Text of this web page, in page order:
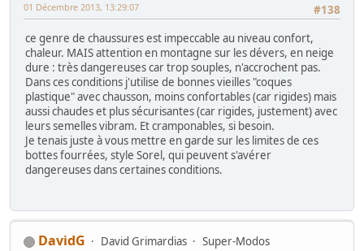
#138
01 Décembre 2013, 13:29:07
ce genre de chaussures est impeccable au niveau confort,
chaleur. MAIS attention en montagne sur les dévers, en neige
dure : très dangereuses car trop souples, n'accrochent pas.
Dans ces conditions j'utilise de bonnes vieilles "coques
plastique" avec chausson, moins confortables (car rigides) mais
aussi chaudes et plus sécurisantes (car rigides, justement) avec
leurs semelles vibram. Et cramponables, si besoin.
Je tenais juste à vous mettre en garde sur les limites de ces
bottes fourrées, style Sorel, qui peuvent s'avérer
dangereuses dans certaines conditions.
DavidG David Grimardias
Super-Modos